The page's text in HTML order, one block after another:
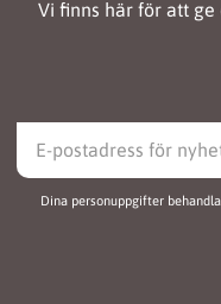
Vi finns här för att
Dina personuppgifter